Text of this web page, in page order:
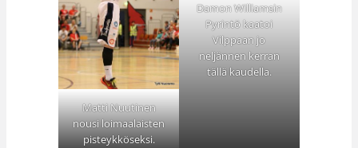
Matti Nuutinen
nousi loimaalaisten
pisteykköseksi.
Damon Williamsin
Pyrintö kaatoi
Vilppaan jo
neljännen kerran
tällä kaudella.